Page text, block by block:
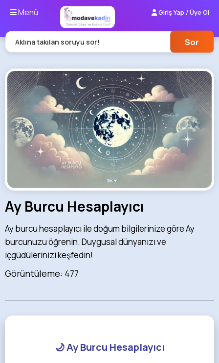
Menü Giriş Yap / Üye Ol
Aklına takılan soruyu sor! Sor
Ay Burcu Hesaplayıcı
Ay burcu hesaplayıcı ile doğum bilgilerinize göre Ay
burcunuzu öğrenin. Duygusal dünyanızı ve
içgüdülerinizi keşfedin!
Görüntüleme: 477
🌙 Ay Burcu Hesaplayıcı